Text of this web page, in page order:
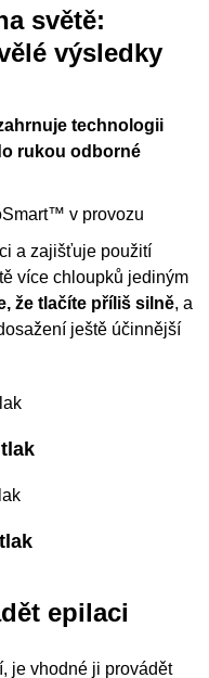
světě:
výsledky
technologii
rukou odborné
v provozu
a zajišťuje použití
více chloupků jediným
že tlačíte příliš silně, a
ještě účinnější
epilaci
je vhodné ji provádět